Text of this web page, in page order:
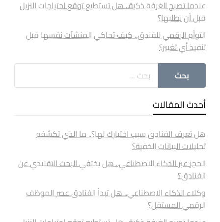
عندما تصبح الغرفة ذكية.. هل تستطيع توقع احتياجات النزيل
قبل أن يطلبها؟
التوأم الرقمي للفندق.. كيف تحاكي المنشآت نفسها قبل
تنفيذ أي تغيير؟
أحدث المقالات
هل تعرف الفنادق سبب اختيارك لها؟.. ما الذي تكشفه
تحليلات البيانات الخفية؟
الحجز عبر الذكاء الاصطناعي.. هل يختفي البحث التقليدي عن
الفنادق؟
وكلاء الذكاء الاصطناعي.. هل تبدأ الفنادق عصر الموظف
الرقمي المستقل؟